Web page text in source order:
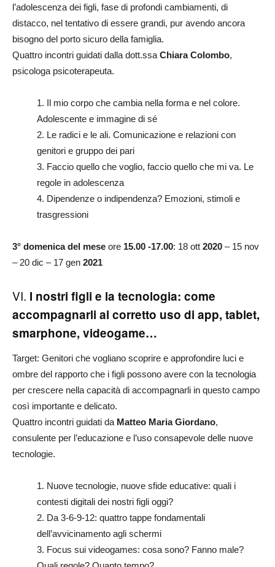
l’adolescenza dei figli, fase di profondi cambiamenti, di
distacco, nel tentativo di essere grandi, pur avendo ancora
bisogno del porto sicuro della famiglia.
Quattro incontri guidati dalla dott.ssa Chiara Colombo,
psicologa psicoterapeuta.
1. Il mio corpo che cambia nella forma e nel colore.
Adolescente e immagine di sé
2. Le radici e le ali. Comunicazione e relazioni con
genitori e gruppo dei pari
3. Faccio quello che voglio, faccio quello che mi va. Le
regole in adolescenza
4. Dipendenze o indipendenza? Emozioni, stimoli e
trasgressioni
3° domenica del mese ore 15.00 -17.00: 18 ott 2020 – 15 nov
– 20 dic – 17 gen 2021
VI. I nostri figli e la tecnologia: come
accompagnarli al corretto uso di app, tablet,
smarphone, videogame…
Target: Genitori che vogliano scoprire e approfondire luci e
ombre del rapporto che i figli possono avere con la tecnologia
per crescere nella capacità di accompagnarli in questo campo
così importante e delicato.
Quattro incontri guidati da Matteo Maria Giordano,
consulente per l’educazione e l’uso consapevole delle nuove
tecnologie.
1. Nuove tecnologie, nuove sfide educative: quali i
contesti digitali dei nostri figli oggi?
2. Da 3-6-9-12: quattro tappe fondamentali
dell’avvicinamento agli schermi
3. Focus sui videogames: cosa sono? Fanno male?